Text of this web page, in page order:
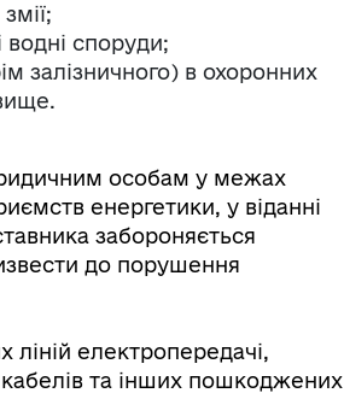
водні споруди;
залізничного) в охоронних
особам у межах
енергетики, у віданні
забороняється
до порушення
ліній електропередачі,
та інших пошкоджених